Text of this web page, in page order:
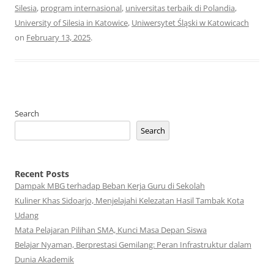
Silesia, program internasional, universitas terbaik di Polandia,
University of Silesia in Katowice, Uniwersytet Śląski w Katowicach
on February 13, 2025.
Search
Search
Recent Posts
Dampak MBG terhadap Beban Kerja Guru di Sekolah
Kuliner Khas Sidoarjo, Menjelajahi Kelezatan Hasil Tambak Kota
Udang
Mata Pelajaran Pilihan SMA, Kunci Masa Depan Siswa
Belajar Nyaman, Berprestasi Gemilang: Peran Infrastruktur dalam
Dunia Akademik